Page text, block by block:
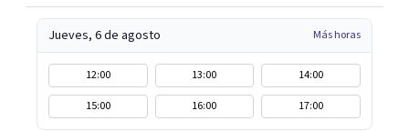
Jueves, 6 de agosto Más horas
12:00 13:00
14:00
15:00
16:00 17:00